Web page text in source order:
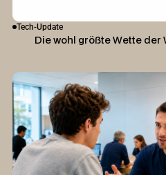
Tech-Update
Die wohl größte Wette